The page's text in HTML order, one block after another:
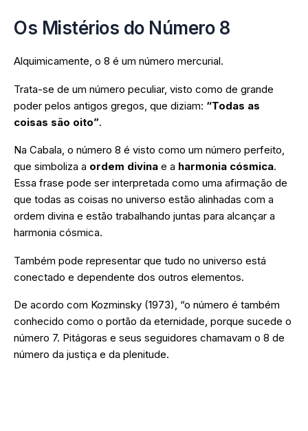
Os Mistérios do Número 8
Alquimicamente, o 8 é um número mercurial.
Trata-se de um número peculiar, visto como de grande
poder pelos antigos gregos, que diziam: “Todas as
coisas são oito”.
Na Cabala, o número 8 é visto como um número perfeito,
que simboliza a ordem divina e a harmonia cósmica.
Essa frase pode ser interpretada como uma afirmação de
que todas as coisas no universo estão alinhadas com a
ordem divina e estão trabalhando juntas para alcançar a
harmonia cósmica.
Também pode representar que tudo no universo está
conectado e dependente dos outros elementos.
De acordo com Kozminsky (1973), “o número é também
conhecido como o portão da eternidade, porque sucede o
número 7. Pitágoras e seus seguidores chamavam o 8 de
número da justiça e da plenitude.